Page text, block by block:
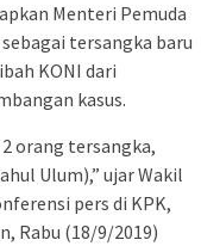
Menteri Pemuda
tersangka baru
KONI dari
kasus.
orang tersangka,
Ulum),” ujar Wakil
pers di KPK,
Rabu (18/9/2019)